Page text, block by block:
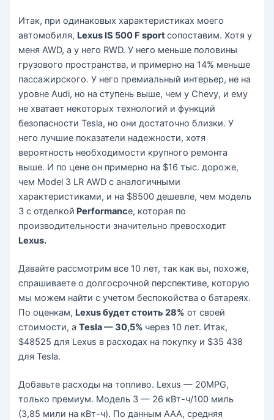
Итак, при одинаковых характеристиках моего
автомобиля, Lexus IS 500 F sportсопоставим. Хотя у
меня AWD, а у него RWD. У него меньше половины
грузового пространства, и примерно на 14% меньше
пассажирского. У него премиальный интерьер, не на
уровне Audi, но на ступень выше, чем у Chevy, и ему
не хватает некоторых технологий и функций
безопасности Tesla, но они достаточно близки. У
него лучшие показатели надежности, хотя
вероятность необходимости крупного ремонта
выше. И по цене он примерно на $16 тыс. дороже,
чем Model 3 LR AWD с аналогичными
характеристиками, и на $8500 дешевле, чем модель
3 с отделкой Performance, которая по
производительности значительно превосходит
Lexus.
Давайте рассмотрим все 10 лет, так как вы, похоже,
спрашиваете о долгосрочной перспективе, которую
мы можем найти с учетом беспокойства о батареях.
По оценкам, Lexus будет стоить 28% от своей
стоимости, аTesla — 30,5% через 10 лет. Итак,
$48525 для Lexus в расходах на покупку и $35 438
для Tesla.
Добавьте расходы на топливо. Lexus — 20MPG,
только премиум. Модель 3 — 26 кВт-ч/100 миль
(3,85 мили на кВт-ч). По данным AAA, средняя